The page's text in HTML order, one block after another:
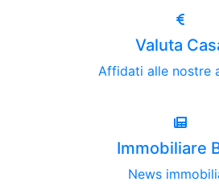
Valuta
Affidati alle nostre
Immobiliare
News